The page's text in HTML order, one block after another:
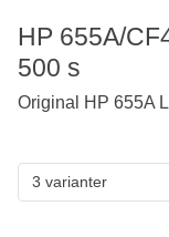
3 varianter
HP 655A/
500 s
Original HP 655A